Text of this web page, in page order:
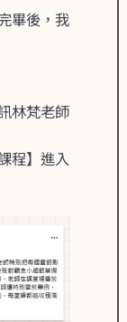
畢後，我
林梵老師
程】進入